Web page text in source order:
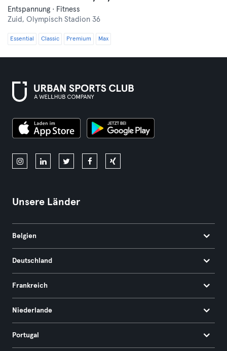
Entspannung · Fitness
Zuid, Olympisch Stadion 36
Essential Classic Premium Max
Unsere Länder
Belgien
Deutschland
Frankreich
Niederlande
Portugal